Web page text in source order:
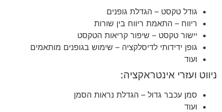
גודל טקסט – הגדלת גופנים
ריווח – התאמת ריווח בין שורות
יישור טקסט – שיפור קריאות הטקסט
גופן ידידותי לדיסלקציה – שימוש בגופנים מותאמים
ועוד
ניווט ועזרי אינטראקציה:
סמן עכבר גדול – הגדלת נראות הסמן
ועוד